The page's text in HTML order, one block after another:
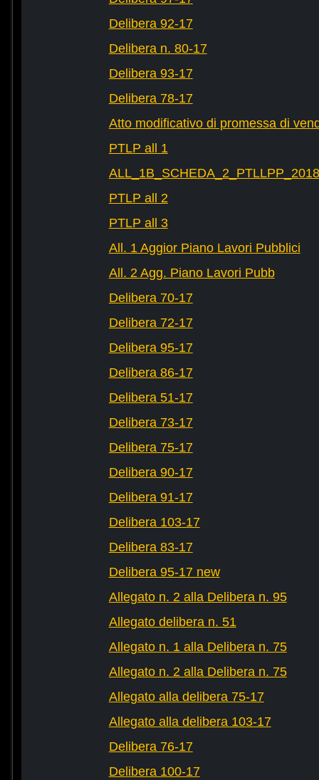
Delibera 92-17
Delibera n. 80-17
Delibera 93-17
Delibera 78-17
Atto modificativo di promessa di
PTLP all 1
PTLP all 2
PTLP all 3
All. 1 Aggior Piano Lavori Pubblici
All. 2 Agg. Piano Lavori Pubb
Delibera 70-17
Delibera 72-17
Delibera 95-17
Delibera 86-17
Delibera 51-17
Delibera 73-17
Delibera 75-17
Delibera 90-17
Delibera 91-17
Delibera 103-17
Delibera 83-17
Delibera 95-17 new
Allegato n. 2 alla Delibera n. 95
Allegato delibera n. 51
Allegato n. 1 alla Delibera n. 75
Allegato n. 2 alla Delibera n. 75
Allegato alla delibera 75-17
Allegato alla delibera 103-17
Delibera 76-17
Delibera 100-17